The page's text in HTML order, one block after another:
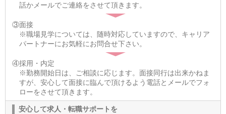
話かメールでご連絡をさせて頂きます。
③面接
※職場見学については、随時対応していますので、キャリア
パートナーにお気軽にお問合せ下さい。
④採用・内定
※勤務開始日は、ご相談に応じます。面接同行は出来かねま
すが、安心して面接に臨んで頂けるよう電話とメールでフォ
ローをさせて頂きます。
安心して求人・転職サポートを